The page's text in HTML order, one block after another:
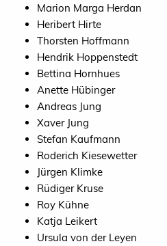
Marion Marga Herdan
Heribert Hirte
Thorsten Hoffmann
Hendrik Hoppenstedt
Bettina Hornhues
Anette Hübinger
Andreas Jung
Xaver Jung
Stefan Kaufmann
Roderich Kiesewetter
Jürgen Klimke
Rüdiger Kruse
Roy Kühne
Katja Leikert
Ursula von der Leyen